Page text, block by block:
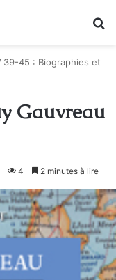
39-45 : Biographies et
Gauvreau
4 2 minutes à lire